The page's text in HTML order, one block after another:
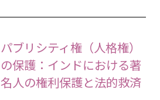
パブリシティ権（人格権）
の保護：インドにおける著
名人の権利保護と法的救済